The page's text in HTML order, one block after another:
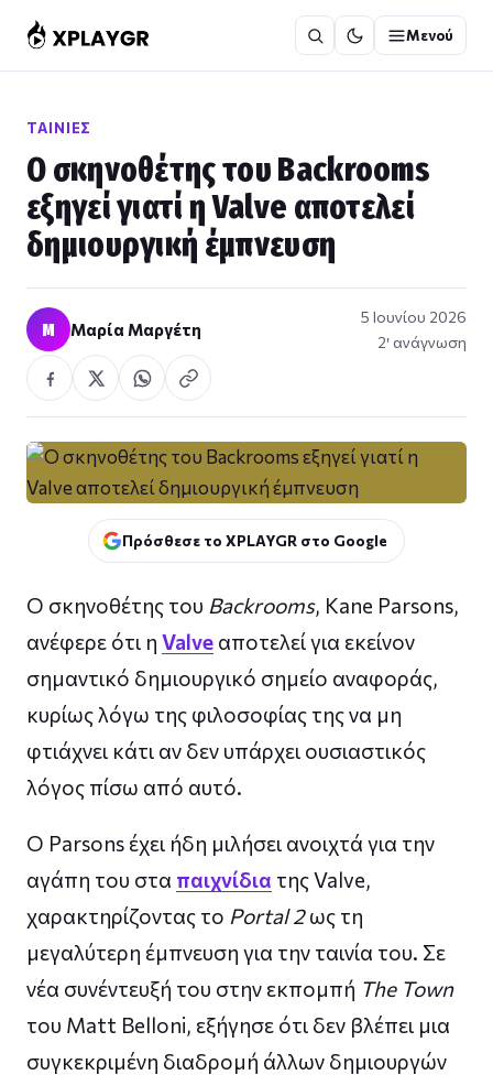
στο
περιεχόμενο
Μενού
ΤΑΙΝΊΕΣ
Ο σκηνοθέτης του Backrooms
εξηγεί γιατί η Valve αποτελεί
δημιουργική έμπνευση
Μ Μαρία Μαργέτη
5 Ιουνίου 2026
2′ ανάγνωση
Πρόσθεσε το XPLAYGR στο Google
Ο σκηνοθέτης του Backrooms, Kane Parsons,
ανέφερε ότι η Valve αποτελεί για εκείνον
σημαντικό δημιουργικό σημείο αναφοράς,
κυρίως λόγω της φιλοσοφίας της να μη
φτιάχνει κάτι αν δεν υπάρχει ουσιαστικός
λόγος πίσω από αυτό.
Ο Parsons έχει ήδη μιλήσει ανοιχτά για την
αγάπη του στα παιχνίδια της Valve,
χαρακτηρίζοντας το Portal 2ως τη
μεγαλύτερη έμπνευση για την ταινία του. Σε
νέα συνέντευξή του στην εκπομπή The Town
του Matt Belloni, εξήγησε ότι δεν βλέπει μια
συγκεκριμένη διαδρομή άλλων δημιουργών